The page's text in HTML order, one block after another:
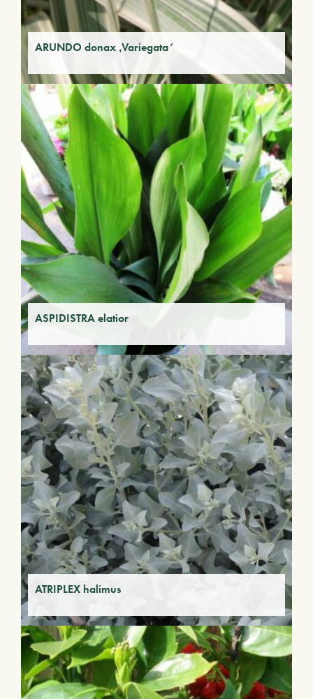
ARUNDO donax ‚Variegata‘
ASPIDISTRA elatior
ATRIPLEX halimus